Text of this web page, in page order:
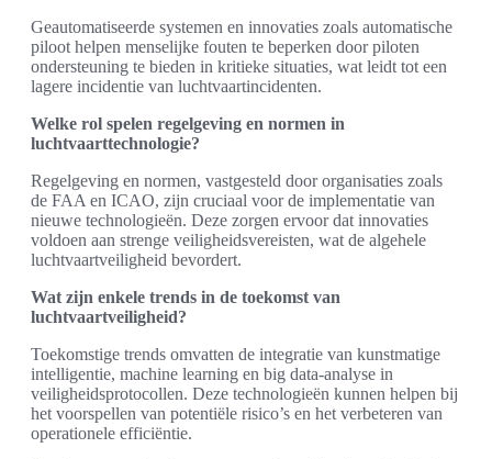
Geautomatiseerde systemen en innovaties zoals automatische
piloot helpen menselijke fouten te beperken door piloten
ondersteuning te bieden in kritieke situaties, wat leidt tot een
lagere incidentie van luchtvaartincidenten.
Welke rol spelen regelgeving en normen in
luchtvaarttechnologie?
Regelgeving en normen, vastgesteld door organisaties zoals
de FAA en ICAO, zijn cruciaal voor de implementatie van
nieuwe technologieën. Deze zorgen ervoor dat innovaties
voldoen aan strenge veiligheidsvereisten, wat de algehele
luchtvaartveiligheid bevordert.
Wat zijn enkele trends in de toekomst van
luchtvaartveiligheid?
Toekomstige trends omvatten de integratie van kunstmatige
intelligentie, machine learning en big data-analyse in
veiligheidsprotocollen. Deze technologieën kunnen helpen bij
het voorspellen van potentiële risico’s en het verbeteren van
operationele efficiëntie.